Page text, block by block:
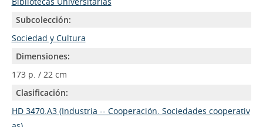
Subcolección:
Sociedad y Cultura
Dimensiones:
173 p. / 22 cm
Clasificación:
HD 3470.A3 (Industria -- Cooperación. Sociedades cooperativ